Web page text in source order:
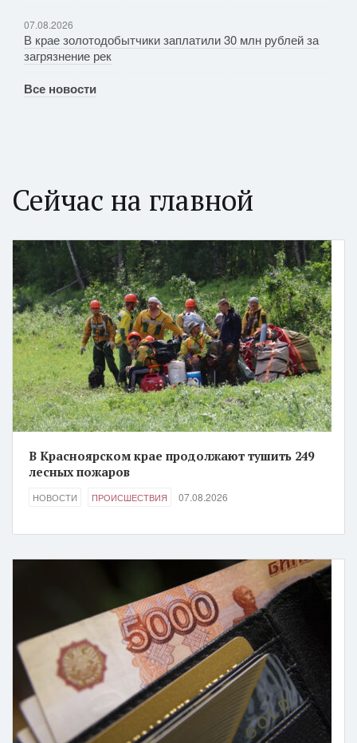
07.08.2026
В крае золотодобытчики заплатили 30 млн рублей за
загрязнение рек
Все новости
Сейчас на главной
В Красноярском крае продолжают тушить 249
лесных пожаров
НОВОСТИ ПРОИСШЕСТВИЯ 07.08.2026